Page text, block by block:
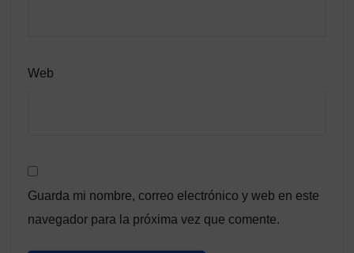
Web
Guarda mi nombre, correo electrónico y web en este
navegador para la próxima vez que comente.